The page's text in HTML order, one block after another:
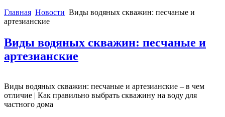
Главная Новости Виды водяных скважин: песчаные и
артезианские
Виды водяных скважин: песчаные и
артезианские
Виды водяных скважин: песчаные и артезианские – в чем
отличие | Как правильно выбрать скважину на воду для
частного дома